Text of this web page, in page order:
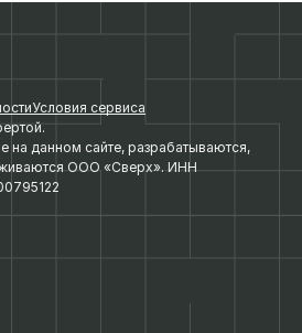
Условия сервиса
на данном сайте, разрабатываются,
ООО «Сверх». ИНН